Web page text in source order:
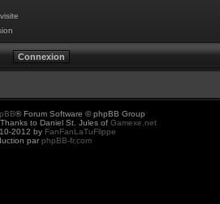
® Forum Software © phpBB Group
to Daniel St. Jules of Gamexe.net
2012 by FanFanLaTuFlippe
par phpBB-fr.com